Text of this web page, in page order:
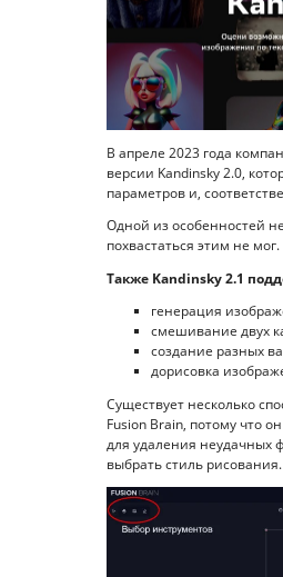
В апреле 2023 года
версии Kandinsky 2.0,
параметров и,
Одной из особенностей
похвастаться этим не мог.
Также Kandinsky 2.1
генерация
смешивание двух
создание разных
дорисовка
Существует несколько
Fusion Brain, потому что
для удаления неудачных
выбрать стиль рисования.